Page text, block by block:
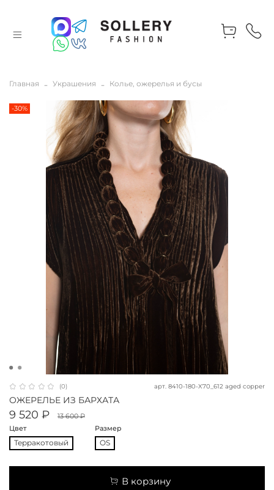
Главная Украшения Колье, ожерелья и бусы
-30%
(0) арт. 8410-180-X70_612 aged copper
ОЖЕРЕЛЬЕ ИЗ БАРХАТА
9 520 ₽
13 600 ₽
Цвет
Терракотовый
Размер
OS
В корзину